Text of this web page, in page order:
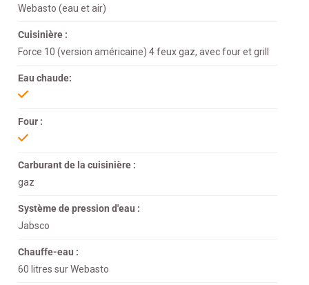
Webasto (eau et air)
Cuisinière :
Force 10 (version américaine) 4 feux gaz, avec four et grill
Eau chaude:
Four :
Carburant de la cuisinière :
gaz
Système de pression d'eau :
Jabsco
Chauffe-eau :
60 litres sur Webasto